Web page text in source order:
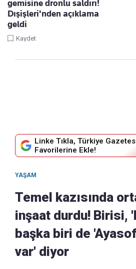
gemisine dronlu saldırı!
Dışişleri'nden açıklama
geldi
Kaydet
Linke Tıkla, Türkiye
Favorilerine Ekle!
YAŞAM
Temel kazısında
inşaat durdu! Birisi,
başka biri de
var' diyor